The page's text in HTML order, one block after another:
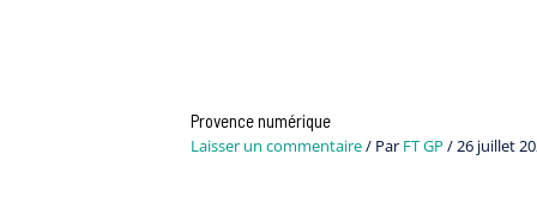
Provence numérique
Laisser un commentaire/ Par FT GP /26 juillet